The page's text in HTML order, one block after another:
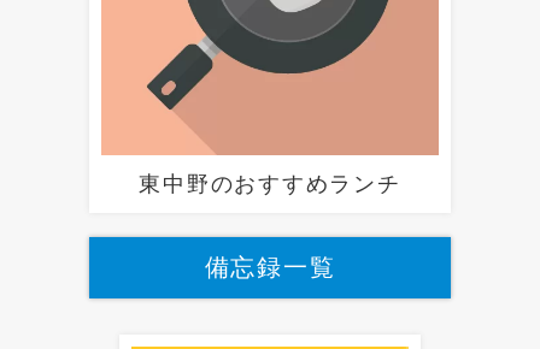
東中野のおすすめランチ
備忘録一覧